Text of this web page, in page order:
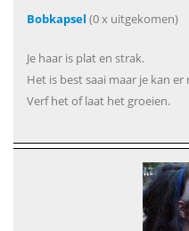
Bobkapsel (0 x uitgekomen)
Je haar is plat en strak.
Het is best saai maar je kan
Verf het of laat het groeien.